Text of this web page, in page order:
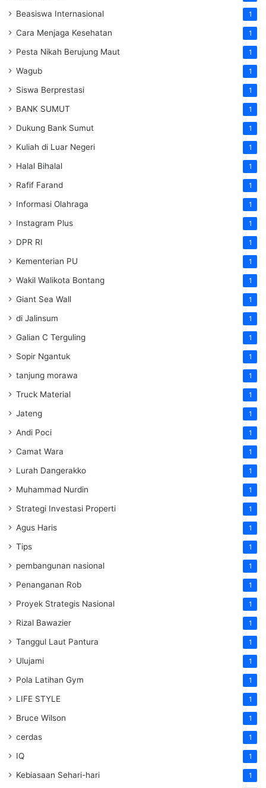
Beasiswa Internasional 1
Cara Menjaga Kesehatan 1
Pesta Nikah Berujung Maut 1
Wagub 1
Siswa Berprestasi 1
BANK SUMUT 1
Dukung Bank Sumut 1
Kuliah di Luar Negeri 1
Halal Bihalal 1
Rafif Farand 1
Informasi Olahraga 1
Instagram Plus 1
DPR RI 1
Kementerian PU 1
Wakil Walikota Bontang 1
Giant Sea Wall 1
di Jalinsum 1
Galian C Terguling 1
Sopir Ngantuk 1
tanjung morawa 1
Truck Material 1
Jateng 1
Andi Poci 1
Camat Wara 1
Lurah Dangerakko 1
Muhammad Nurdin 1
Strategi Investasi Properti 1
Agus Haris 1
Tips 1
pembangunan nasional 1
Penanganan Rob 1
Proyek Strategis Nasional 1
Rizal Bawazier 1
Tanggul Laut Pantura 1
Ulujami 1
Pola Latihan Gym 1
LIFE STYLE 1
Bruce Wilson 1
cerdas 1
IQ 1
Kebiasaan Sehari-hari 1